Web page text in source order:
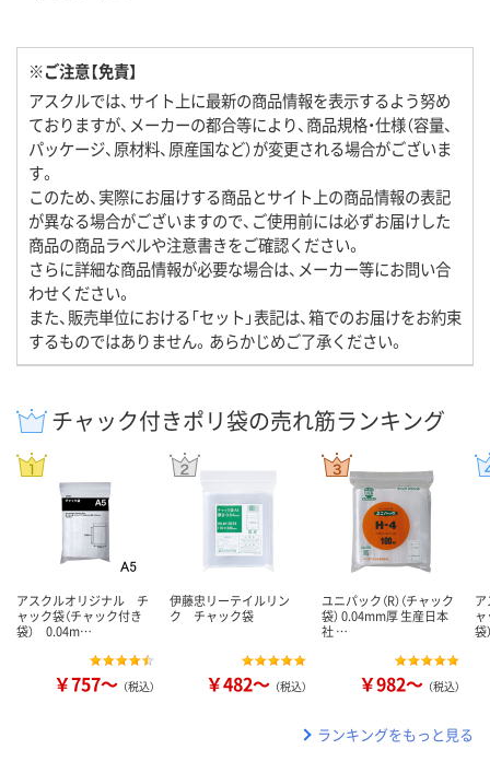
※ご注意【免責】
アスクルでは、サイト上に最新の商品情報を表示するよう努め
ておりますが、メーカーの都合等により、商品規格・仕様（容量、
パッケージ、原材料、原産国など）が変更される場合がございま
す。
このため、実際にお届けする商品とサイト上の商品情報の表記
が異なる場合がございますので、ご使用前には必ずお届けした
商品の商品ラベルや注意書きをご確認ください。
さらに詳細な商品情報が必要な場合は、メーカー等にお問い合
わせください。
また、販売単位における「セット」表記は、箱でのお届けをお約束
するものではありません。あらかじめご了承ください。
チャック付きポリ袋の売れ筋ランキング
アスクルオリジナル チ
ャック袋（チャック付き
袋） 0.04m…
￥757～ （税込）
伊藤忠リーテイルリン
ク チャック袋
￥482～ （税込）
ユニパック（R）（チャック
袋） 0.04mm厚 生産日本
社 …
￥982～ （税込）
ャ
ランキングをもっと見る